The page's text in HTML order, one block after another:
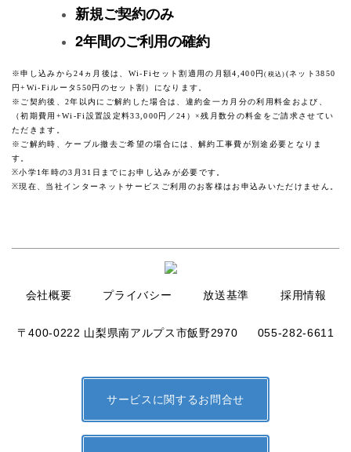
新規ご契約のみ
2年間のご利用の確約
※申し込みから24ヵ月後は、Wi-Fiセット割適用の月額4,400円(税込) (ネット3850
円+Wi-Fiルータ550円のセット割）になります。
※ご契約後、2年以内にご解約した場合は、違約金一カ月分の利用料金および、
（初期費用+Wi-Fi設置設定料33,000円／24）×残月数分の料金をご請求させてい
ただきます。
※ご解約時、ケーブル撤去ご希望の場合には、解約工事費が別途必要となりま
す。
※小学1年時の3月31日までにお申し込みが必要です。
※現在、当社インターネットサービスご利用のお客様はお申込みいただけません。
会社概要 プライバシー 放送基準 採用情報
〒400-0222 山梨県南アルプス市飯野2970 055-282-6611
サービスに関するお問合せ